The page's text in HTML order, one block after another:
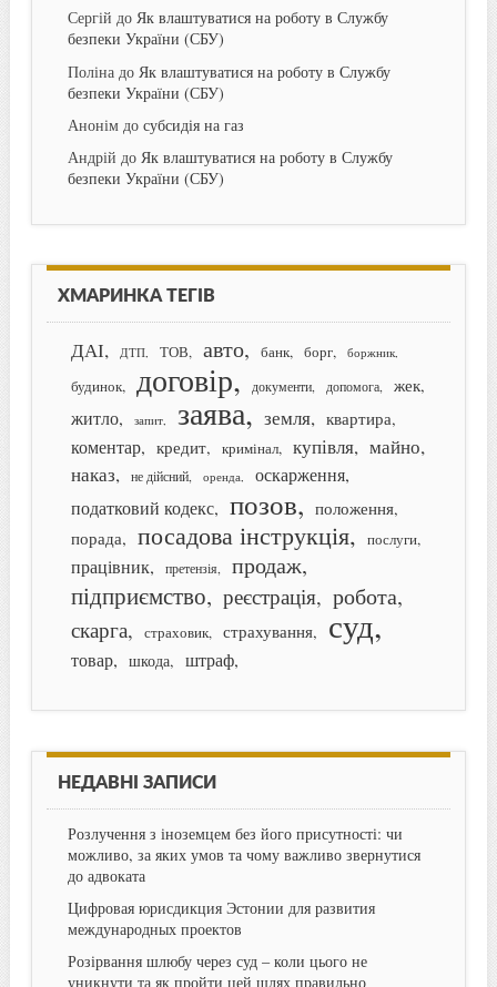
Сергій до Як влаштуватися на роботу в Службу
безпеки України (СБУ)
Полінадо Як влаштуватися на роботу в Службу
безпеки України (СБУ)
Анонімдо субсидія на газ
Андрій до Як влаштуватися на роботу в Службу
безпеки України (СБУ)
ХМАРИНКА ТЕГІВ
ДАІ ДТП ТОВ авто банк борг боржник
будинок договір документи допомога жек
житло запит заява земля квартира
коментар кредит кримінал купівля
майно
наказ
не дійсний оренда оскарження
податковий кодекс позов положення
порада посадова інструкція послуги
працівник претензія продаж
підприємство реєстрація робота
скарга страховик страхування суд
товар шкода штраф
НЕДАВНІ ЗАПИСИ
Розлучення з іноземцем без його присутності: чи
можливо, за яких умов та чому важливо звернутися
до адвоката
Цифровая юрисдикция Эстонии для развития
международных проектов
Розірвання шлюбу через суд – коли цього не
уникнути та як пройти цей шлях правильно